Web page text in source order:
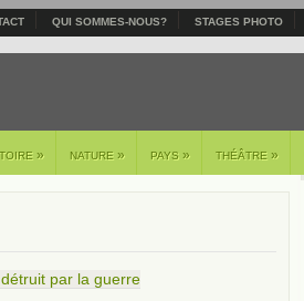
QUI SOMMES-NOUS? STAGES PHOTO
» NATURE » PAYS » THÉÂTRE »
par la guerre